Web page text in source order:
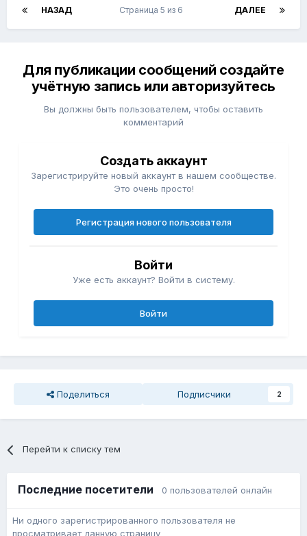
НАЗАД ДАЛЕЕ
Страница 5 из 6
Для публикации сообщений создайте
учётную запись или авторизуйтесь
Вы должны быть пользователем, чтобы оставить
комментарий
Создать аккаунт
Зарегистрируйте новый аккаунт в нашем сообществе.
Это очень просто!
Регистрация нового пользователя
Войти
Уже есть аккаунт? Войти в систему.
Войти
Поделиться Подписчики 2
Перейти к списку тем
Последние посетители 0 пользователей онлайн
Ни одного зарегистрированного пользователя не
просматривает данную страницу